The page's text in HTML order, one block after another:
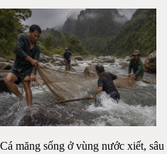
Cá măng sống ở vùng nước xiết,